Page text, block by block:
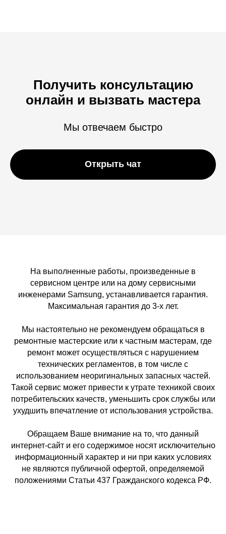
Получить консультацию
онлайн и вызвать мастера
Мы отвечаем быстро
Открыть чат
На выполненные работы, произведенные в
сервисном центре или на дому сервисными
инженерами Samsung, устанавливается гарантия.
Максимальная гарантия до 3-х лет.
Мы настоятельно не рекомендуем обращаться в
ремонтные мастерские или к частным мастерам, где
ремонт может осуществляться с нарушением
технических регламентов, в том числе с
использованием неоригинальных запасных частей.
Такой сервис может привести к утрате техникой своих
потребительских качеств, уменьшить срок службы или
ухудшить впечатление от использования устройства.
Обращаем Ваше внимание на то, что данный
интернет-сайт и его содержимое носят исключительно
информационный характер и ни при каких условиях
не являются публичной офертой, определяемой
положениями Статьи 437 Гражданского кодекса РФ.